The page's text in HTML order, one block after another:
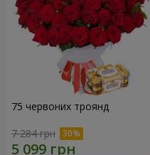
75 червоних троянд
7 284 грн